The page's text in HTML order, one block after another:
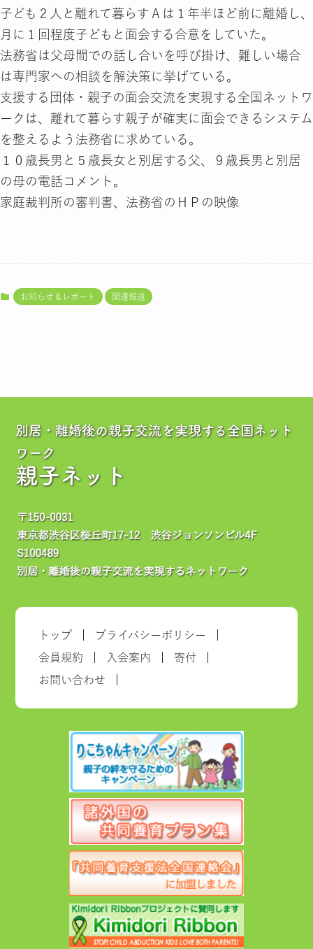
子ども２人と離れて暮らすＡは１年半ほど前に離婚し、
月に１回程度子どもと面会する合意をしていた。
法務省は父母間での話し合いを呼び掛け、難しい場合
は専門家への相談を解決策に挙げている。
支援する団体・親子の面会交流を実現する全国ネットワ
ークは、離れて暮らす親子が確実に面会できるシステム
を整えるよう法務省に求めている。
１０歳長男と５歳長女と別居する父、９歳長男と別居
の母の電話コメント。
家庭裁判所の審判書、法務省のＨＰの映像
お知らせ＆レポート 関連報道
別居・離婚後の親子交流を実現する全国ネット
ワーク
親子ネット
トップ プライバシーポリシー
会員規約 入会案内 寄付
お問い合わせ